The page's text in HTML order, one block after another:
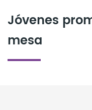
Jóvenes
mesa